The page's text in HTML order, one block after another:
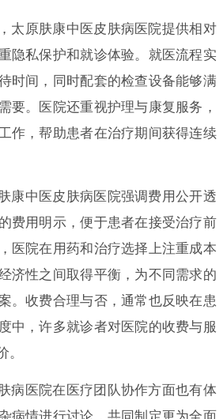
太原肤康中医皮肤病医院提供相对
隐私保护和就诊体验。就医流程实
时间，同时配套的检查设备能够满
要。医院还重视护理与康复服务，
作，帮助患者在治疗期间获得连续
康中医皮肤病医院强调费用公开透
费用明示，便于患者在接受治疗前
医院在用药和治疗选择上注重成本
济性之间取得平衡，为不同需求的
。收费合理与否，通常也反映在患
中，许多就诊者对医院的收费与服
。
病医院在医疗团队协作方面也有体